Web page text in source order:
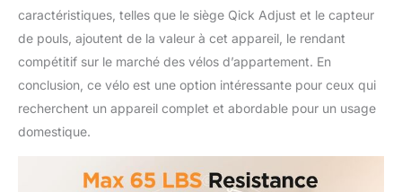
caractéristiques, telles que le siège Qick Adjust et le capteur
de pouls, ajoutent de la valeur à cet appareil, le rendant
compétitif sur le marché des vélos d’appartement. En
conclusion, ce vélo est une option intéressante pour ceux qui
recherchent un appareil complet et abordable pour un usage
domestique.